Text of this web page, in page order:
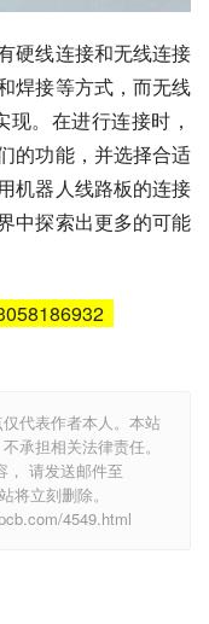
硬线连接和无线连接
焊接等方式，而无线
。在进行连接时，
的功能，并选择合适
机器人线路板的连接
中探索出更多的可能
代表作者本人。本站
承担相关法律责任。
， 请发送邮件至
将立刻删除。
4549.html